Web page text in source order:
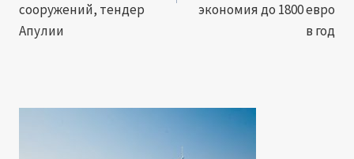
сооружений, тендер
Апулии
экономия до 1800 евро
в год